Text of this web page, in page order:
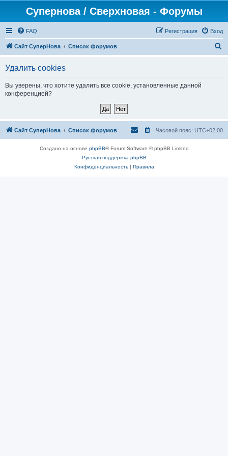
Супернова / Сверхновая - Форумы
FAQ Вход
Регистрация
Сайт СуперНова Список форумов
Удалить cookies
Вы уверены, что хотите удалить все cookie, установленные данной
конференцией?
Сайт СуперНова Список форумов Часовой пояс: UTC+02:00
Создано на основе phpBB® Forum Software © phpBB Limited
Русская поддержка phpBB
Конфиденциальность| Правила